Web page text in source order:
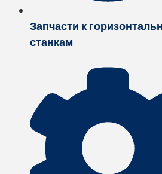
Запчасти к
станкам